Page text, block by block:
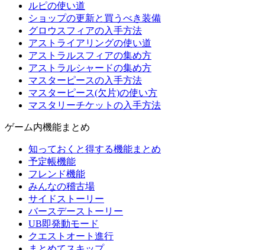
ルピの使い道
ショップの更新と買うべき装備
グロウスフィアの入手方法
アストライアリングの使い道
アストラルスフィアの集め方
アストラルシャードの集め方
マスターピースの入手方法
マスターピース(欠片)の使い方
マスタリーチケットの入手方法
ゲーム内機能まとめ
知っておくと得する機能まとめ
予定帳機能
フレンド機能
みんなの稽古場
サイドストーリー
バースデーストーリー
UB即発動モード
クエストオート進行